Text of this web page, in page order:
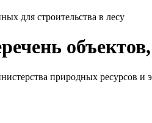
для строительства в лесу
природных ресурсов